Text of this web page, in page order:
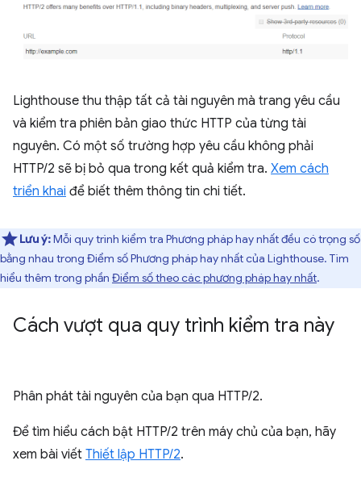
Lighthouse thu thập tất cả tài nguyên mà trang yêu cầu
và kiểm tra phiên bản giao thức HTTP của từng tài
nguyên. Có một số trường hợp yêu cầu không phải
HTTP/2 sẽ bị bỏ qua trong kết quả kiểm tra. Xem cách
triển khai để biết thêm thông tin chi tiết.
Lưu ý:Mỗi quy trình kiểm tra Phương pháp hay nhất đều có trọng số
bằng nhau trong Điểm số Phương pháp hay nhất của Lighthouse. Tìm
hiểu thêm trong phần Điểm số theo các phương pháp hay nhất.
Cách vượt qua quy trình kiểm tra này
Phân phát tài nguyên của bạn qua HTTP/2.
Để tìm hiểu cách bật HTTP/2 trên máy chủ của bạn, hãy
xem bài viết Thiết lập HTTP/2.